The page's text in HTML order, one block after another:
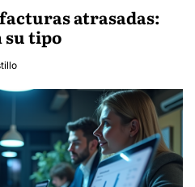
atrasadas:
su tipo